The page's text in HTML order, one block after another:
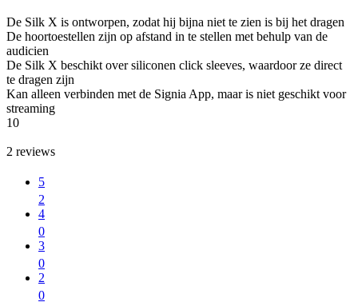
De Silk X is ontworpen, zodat hij bijna niet te zien is bij het dragen
De hoortoestellen zijn op afstand in te stellen met behulp van de
audicien
De Silk X beschikt over siliconen click sleeves, waardoor ze direct
te dragen zijn
Kan alleen verbinden met de Signia App, maar is niet geschikt voor
streaming
10
2 reviews
5
2
4
0
3
0
2
0